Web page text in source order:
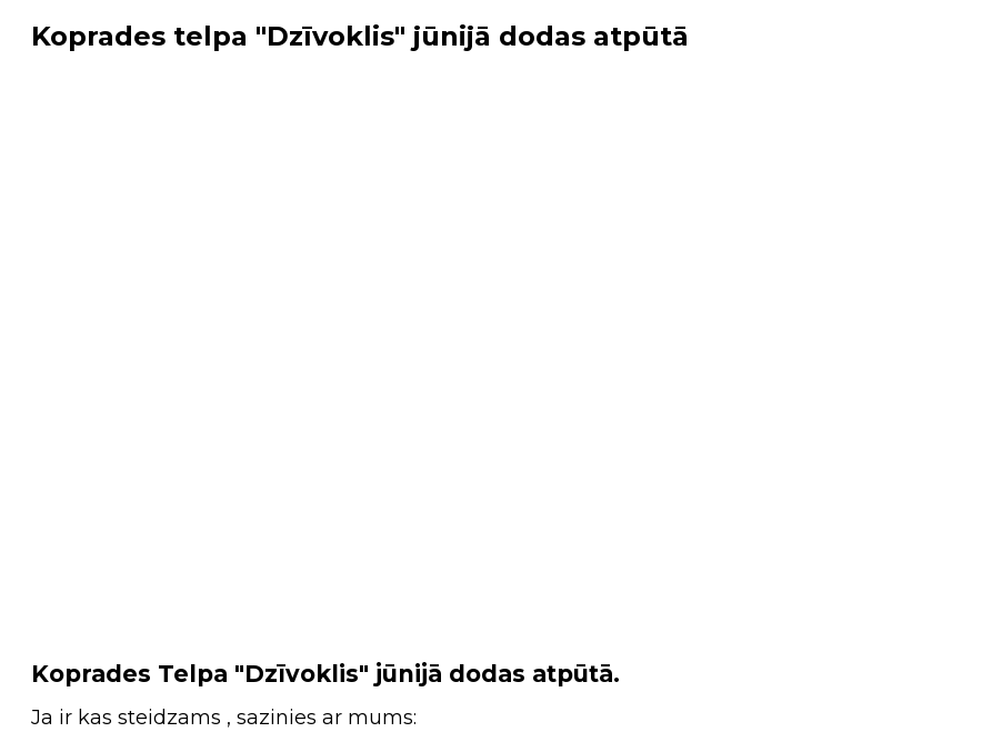
Koprades telpa "Dzīvoklis" jūnijā dodas atpūtā
Koprades Telpa "Dzīvoklis" jūnijā dodas atpūtā.
Ja ir kas steidzams , sazinies ar mums: